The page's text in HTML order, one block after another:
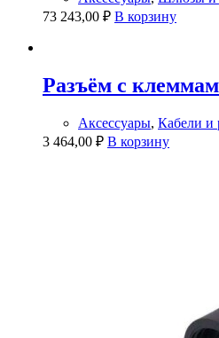
73 243,00 ₽ В корзину
Разъём с
Аксессуары, Кабели и
3 464,00 ₽ В корзину